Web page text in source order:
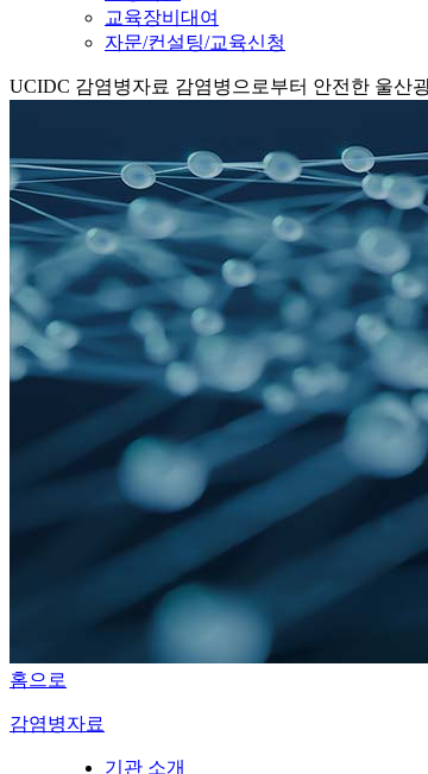
교육장비대여
자문/컨설팅/교육신청
UCIDC 감염병자료 감염병으로부터 안전한 울산
홈으로
감염병자료
기관 소개